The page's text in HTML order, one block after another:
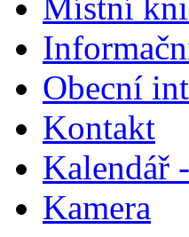
Obecní
Kontakt
Kalendář
Kamera